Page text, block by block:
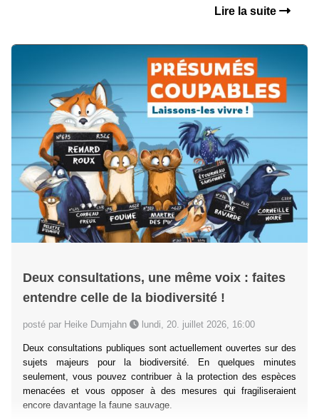
Lire la suite
Deux consultations, une même voix : faites
entendre celle de la biodiversité !
posté par Heike Dumjahn lundi, 20. juillet 2026, 16:00
Deux consultations publiques sont actuellement ouvertes sur des
sujets majeurs pour la biodiversité. En quelques minutes
seulement, vous pouvez contribuer à la protection des espèces
menacées et vous opposer à des mesures qui fragiliseraient
encore davantage la faune sauvage.